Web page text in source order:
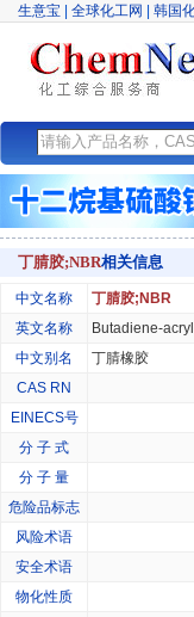
生意宝 全球化工网 韩国
丁腈胶;NBR相关信息
中文名称
丁腈胶;NBR
英文名称
Butadiene-
中文别名
丁腈橡胶
CAS RN
EINECS号
分 子 式
分 子 量
危险品标志
风险术语
安全术语
物化性质